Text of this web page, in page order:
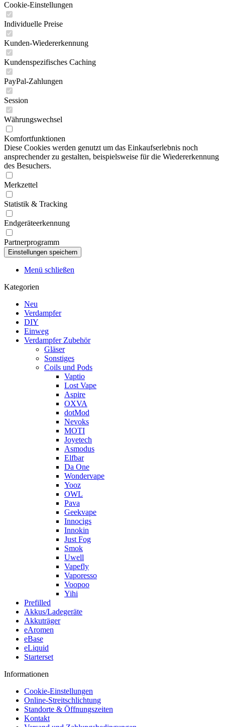
Cookie-Einstellungen
Individuelle Preise
Kunden-Wiedererkennung
Kundenspezifisches Caching
PayPal-Zahlungen
Session
Währungswechsel
Komfortfunktionen
Diese Cookies werden genutzt um das Einkaufserlebnis noch
ansprechender zu gestalten, beispielsweise für die Wiedererkennung
des Besuchers.
Merkzettel
Statistik & Tracking
Endgeräteerkennung
Partnerprogramm
Menü schließen
Kategorien
Neu
Verdampfer
DIY
Einweg
Verdampfer Zubehör
Gläser
Sonstiges
Coils und Pods
Vaptio
Lost Vape
Aspire
OXVA
dotMod
Nevoks
MOTI
Joyetech
Asmodus
Elfbar
Da One
Wondervape
Yooz
OWL
Pava
Geekvape
Innocigs
Innokin
Just Fog
Smok
Uwell
Vapefly
Vaporesso
Voopoo
Yihi
Prefilled
Akkus/Ladegeräte
Akkuträger
eAromen
eBase
eLiquid
Starterset
Informationen
Cookie-Einstellungen
Online-Streitschlichtung
Standorte & Öffnungszeiten
Kontakt